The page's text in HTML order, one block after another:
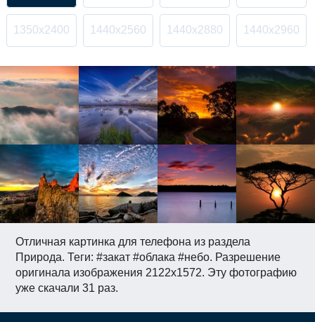
Отличная картинка для телефона из раздела
Природа. Теги: #закат #облака #небо. Разрешение
оригинала изображения 2122x1572. Эту фотографию
уже скачали 31 раз.
1350x2400 1440x2560 1440x2880 1440x2960